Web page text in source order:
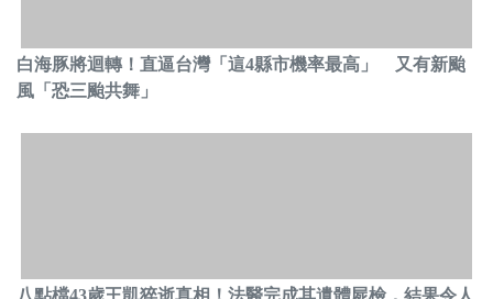
白海豚將迴轉！直逼台灣「這4縣市機率最高」 又有新颱
風「恐三颱共舞」